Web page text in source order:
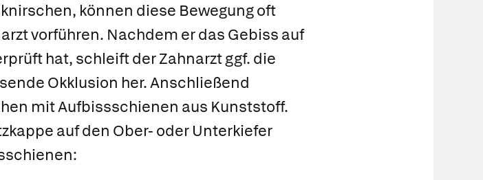
können diese Bewegung oft
vorführen. Nachdem er das Gebiss auf
hat, schleift der Zahnarzt ggf. die
Okklusion her. Anschließend
mit Aufbissschienen aus Kunststoff.
auf den Ober- oder Unterkiefer